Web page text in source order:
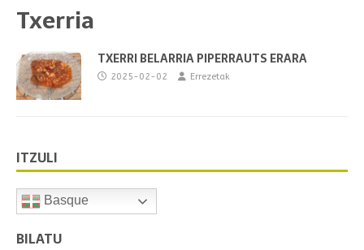
Txerria
TXERRI BELARRIA PIPERRAUTS ERARA
2025-02-02 Errezetak
ITZULI
Basque
BILATU